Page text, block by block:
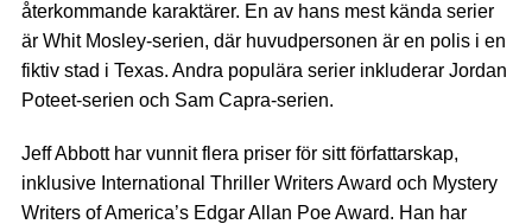
återkommande karaktärer. En av hans mest kända serier
är Whit Mosley-serien, där huvudpersonen är en polis i en
fiktiv stad i Texas. Andra populära serier inkluderar Jordan
Poteet-serien och Sam Capra-serien.
Jeff Abbott har vunnit flera priser för sitt författarskap,
inklusive International Thriller Writers Award och Mystery
Writers of America’s Edgar Allan Poe Award. Han har